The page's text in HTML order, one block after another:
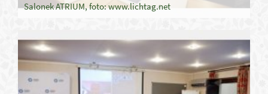
Salonek ATRIUM, foto: www.lichtag.net